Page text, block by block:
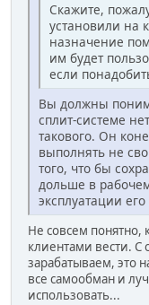
Скажите,
установили на
назначение
им будет
если
Вы должны
сплит-системе
такового. Он
выполнять не
того, что бы
дольше в
эксплуатации
Не совсем понятно,
клиентами вести. С
зарабатываем, это
все самообман и
использовать...